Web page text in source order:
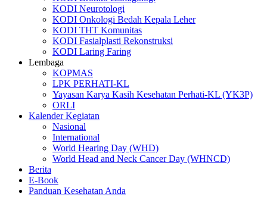
KODI Neurotologi
KODI Onkologi Bedah Kepala Leher
KODI THT Komunitas
KODI Fasialplasti Rekonstruksi
KODI Laring Faring
Lembaga
KOPMAS
LPK PERHATI-KL
Yayasan Karya Kasih Kesehatan Perhati-KL (YK3P)
ORLI
Kalender Kegiatan
Nasional
International
World Hearing Day (WHD)
World Head and Neck Cancer Day (WHNCD)
Berita
E-Book
Panduan Kesehatan Anda